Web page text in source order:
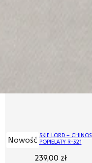
Nowość
SPODNIE MĘSKIE LORD – CHINOS,
KOLOR POPIELATY R-321
239,00 zł